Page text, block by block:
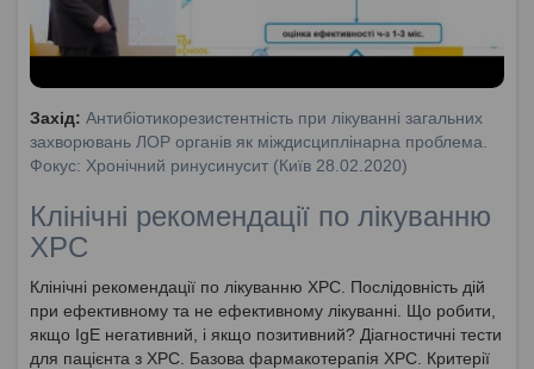
Захід: Антибіотикорезистентність при лікуванні загальних
захворювань ЛОР органів як міждисциплінарна проблема.
Фокус: Хронічний ринусинусит (Київ 28.02.2020)
Клінічні рекомендації по лікуванню
ХРС
Клінічні рекомендації по лікуванню ХРС. Послідовність дій
при ефективному та не ефективному лікуванні. Що робити,
якщо IgE негативний, і якщо позитивний? Діагностичні тести
для пацієнта з ХРС. Базова фармакотерапія ХРС. Критерії